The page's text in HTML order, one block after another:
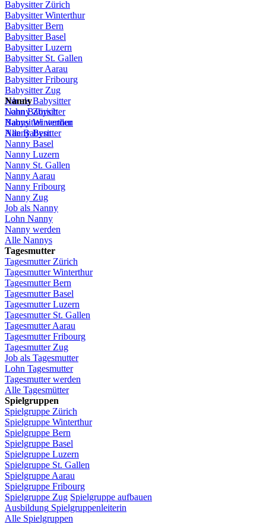
Babysitter Zürich
Babysitter Winterthur
Babysitter Bern
Babysitter Basel
BabysitterLuzern
Babysitter St. Gallen
BabysitterAarau
BabysitterFribourg
Babysitter Zug
JobalsBabysitter
LohnBabysitter
Babysitterwerden
Alle Babysitter
Nanny
NannyZürich
Nanny Winterthur
Nanny Bern
Nanny Basel
Nanny Luzern
Nanny St. Gallen
Nanny Aarau
Nanny Fribourg
Nanny Zug
Job als Nanny
Lohn Nanny
Nanny werden
Alle Nannys
Tagesmutter
Tagesmutter Zürich
TagesmutterWinterthur
TagesmutterBern
TagesmutterBasel
Tagesmutter Luzern
TagesmutterSt. Gallen
Tagesmutter Aarau
Tagesmutter Fribourg
Tagesmutter Zug
Job als Tagesmutter
Lohn Tagesmutter
Tagesmutter werden
Alle Tagesmütter
Spielgruppen
Spielgruppe Zürich
Spielgruppe Winterthur
Spielgruppe Bern
Spielgruppe Basel
Spielgruppe Luzern
Spielgruppe St. Gallen
Spielgruppe Aarau
Spielgruppe Fribourg
Spielgruppe Zug Spielgruppe aufbauen
Ausbildung Spielgruppenleiterin
Alle Spielgruppen